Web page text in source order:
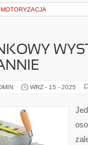
MOTORYZACJA
WRZ - 15 - 2025